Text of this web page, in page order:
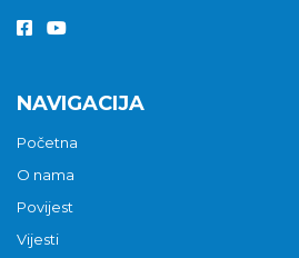
NAVIGACIJA
Početna
O nama
Povijest
Vijesti